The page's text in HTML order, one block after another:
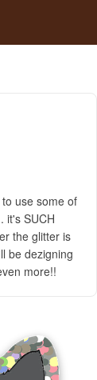
use some of
it's SUCH
the glitter is
be dezigning
more!!